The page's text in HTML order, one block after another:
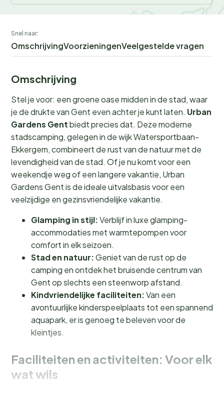
Snel naar:
OmschrijvingVoorzieningenVeelgestelde vragen
Omschrijving
Stel je voor: een groene oase midden in de stad, waar
je de drukte van Gent even achter je kunt laten. Urban
Gardens Gentbiedt precies dat. Deze moderne
stadscamping, gelegen in de wijk Watersportbaan-
Ekkergem, combineert de rust van de natuur met de
levendigheid van de stad. Of je nu komt voor een
weekendje weg of een langere vakantie, Urban
Gardens Gent is de ideale uitvalsbasis voor een
veelzijdige en gezinsvriendelijke vakantie.
Glamping in stijl:Verblijf in luxe glamping-
accommodaties met warmtepompen voor
comfort in elk seizoen.
Stad en natuur:Geniet van de rust op de
camping en ontdek het bruisende centrum van
Gent op slechts een steenworp afstand.
Kindvriendelijke faciliteiten:Van een
avontuurlijke kinderspeelplaats tot een spannend
aquapark, er is genoeg te beleven voor de
kleintjes.
Faciliteiten en activiteiten: Voor elk
wat wils